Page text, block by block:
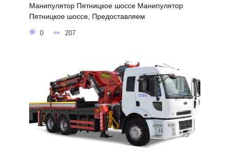
Манипулятор Пятницкое шоссе Манипулятор
Пятницкое шоссе, Предоставляем
0 207